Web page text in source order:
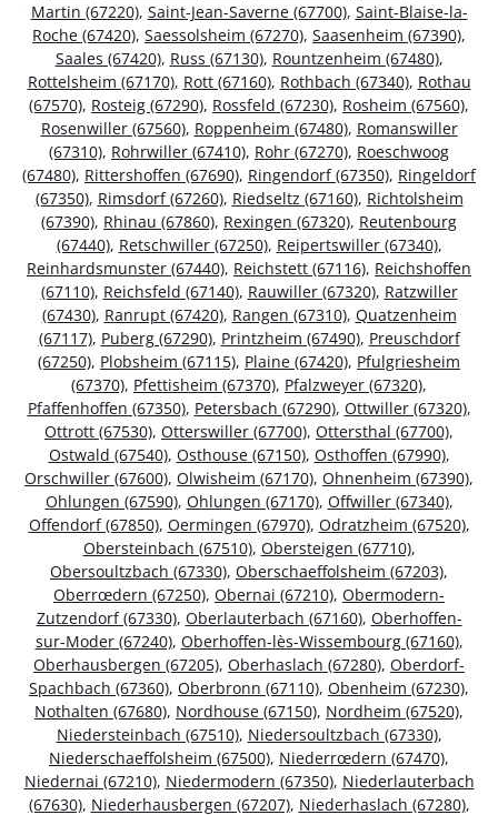
Martin (67220), Saint-Jean-Saverne (67700), Saint-Blaise-la-
Roche (67420), Saessolsheim (67270), Saasenheim (67390),
Saales (67420), Russ (67130), Rountzenheim (67480),
Rottelsheim (67170), Rott (67160), Rothbach (67340), Rothau
(67570), Rosteig (67290), Rossfeld (67230), Rosheim (67560),
Rosenwiller (67560), Roppenheim (67480), Romanswiller
(67310), Rohrwiller (67410), Rohr (67270), Roeschwoog
(67480), Rittershoffen (67690), Ringendorf (67350), Ringeldorf
(67350), Rimsdorf (67260), Riedseltz (67160), Richtolsheim
(67390), Rhinau (67860), Rexingen (67320), Reutenbourg
(67440), Retschwiller (67250), Reipertswiller (67340),
Reinhardsmunster (67440), Reichstett (67116), Reichshoffen
(67110), Reichsfeld (67140), Rauwiller (67320), Ratzwiller
(67430), Ranrupt (67420), Rangen (67310), Quatzenheim
(67117), Puberg (67290), Printzheim (67490), Preuschdorf
(67250), Plobsheim (67115), Plaine (67420), Pfulgriesheim
(67370), Pfettisheim (67370), Pfalzweyer (67320),
Pfaffenhoffen (67350), Petersbach (67290), Ottwiller (67320),
Ottrott (67530), Otterswiller (67700), Ottersthal (67700),
Ostwald (67540), Osthouse (67150), Osthoffen (67990),
Orschwiller (67600), Olwisheim (67170), Ohnenheim (67390),
Ohlungen (67590), Ohlungen (67170), Offwiller (67340),
Offendorf (67850), Oermingen (67970), Odratzheim (67520),
Obersteinbach (67510), Obersteigen (67710),
Obersoultzbach (67330), Oberschaeffolsheim (67203),
Oberrœdern (67250), Obernai (67210), Obermodern-
Zutzendorf (67330), Oberlauterbach (67160), Oberhoffen-
sur-Moder (67240), Oberhoffen-lès-Wissembourg (67160),
Oberhausbergen (67205), Oberhaslach (67280), Oberdorf-
Spachbach (67360), Oberbronn (67110), Obenheim (67230),
Nothalten (67680), Nordhouse (67150), Nordheim (67520),
Niedersteinbach (67510), Niedersoultzbach (67330),
Niederschaeffolsheim (67500), Niederrœdern (67470),
Niedernai (67210), Niedermodern (67350), Niederlauterbach
(67630), Niederhausbergen (67207), Niederhaslach (67280),